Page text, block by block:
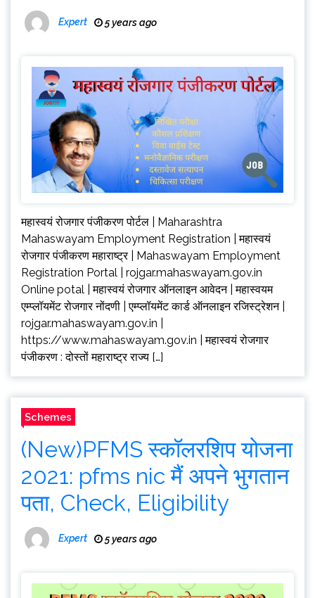
Expert 5 years ago
महास्वयं रोजगार पंजीकरण पोर्टल | Maharashtra
Mahaswayam Employment Registration | महास्वयं
रोजगार पंजीकरण महाराष्ट्र | Mahaswayam Employment
Registration Portal | rojgar.mahaswayam.gov.in
Online potal | महास्वयं रोजगार ऑनलाइन आवेदन | महास्वयम
एम्प्लॉयमेंट रोजगार नोंदणी | एम्प्लॉयमेंट कार्ड ऑनलाइन रजिस्ट्रेशन |
rojgar.mahaswayam.gov.in |
https://www.mahaswayam.gov.in | महास्वयं रोजगार
पंजीकरण : दोस्तों महाराष्ट्र राज्य […]
Schemes
(New)PFMS स्कॉलरशिप योजना
2021: pfms nic मैं अपने भुगतान
पता, Check, Eligibility
Expert 5 years ago